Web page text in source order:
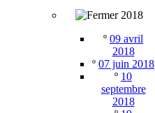
2018
º 09 avril
2018
º 07 juin 2018
º 10
septembre
2018